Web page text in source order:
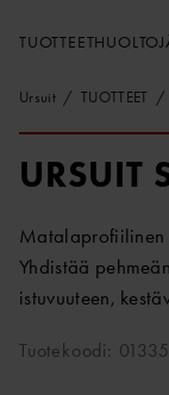
TUOTTEETHUOLTO
Ursuit TUOTTEET
URSUIT
Matalaprofiilinen
Yhdistää
istuvuuteen,
Tuotekoodi: